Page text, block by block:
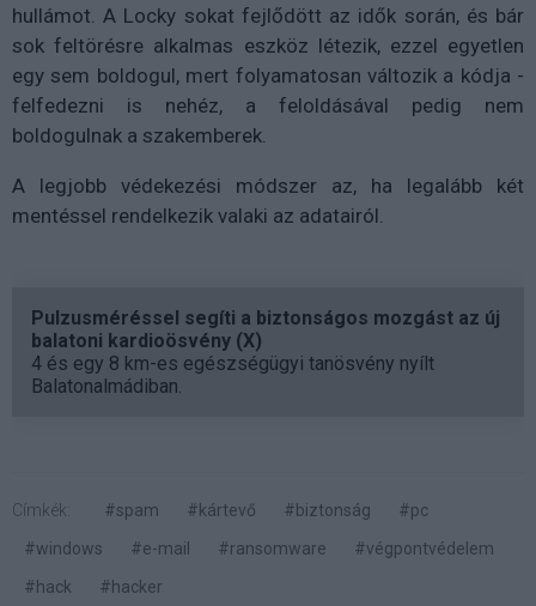
hullámot. A Locky sokat fejlődött az idők során, és bár
sok feltörésre alkalmas eszköz létezik, ezzel egyetlen
egy sem boldogul, mert folyamatosan változik a kódja -
felfedezni is nehéz, a feloldásával pedig nem
boldogulnak a szakemberek.
A legjobb védekezési módszer az, ha legalább két
mentéssel rendelkezik valaki az adatairól.
Pulzusméréssel segíti a biztonságos mozgást az új
balatoni kardioösvény (X)
4 és egy 8 km-es egészségügyi tanösvény nyílt
Balatonalmádiban.
Címkék: #spam #kártevő #biztonság
#pc
#windows
#e-mail #ransomware
#végpontvédelem
#hack
#hacker